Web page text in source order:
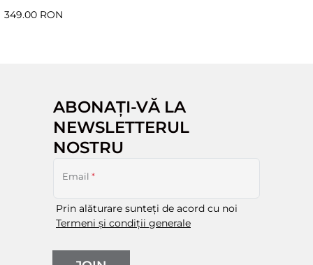
349.00 RON
ABONAȚI-VĂ LA
NEWSLETTERUL
NOSTRU
Email *
Prin alăturare sunteți de acord cu noi
Termeni și condiții generale